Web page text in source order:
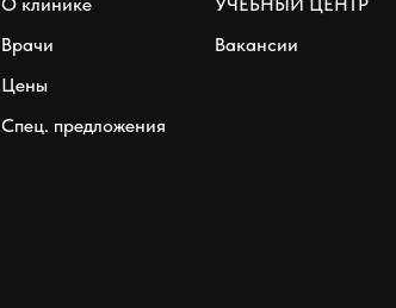
Врачи
Цены
Спец. предложения
Вакансии